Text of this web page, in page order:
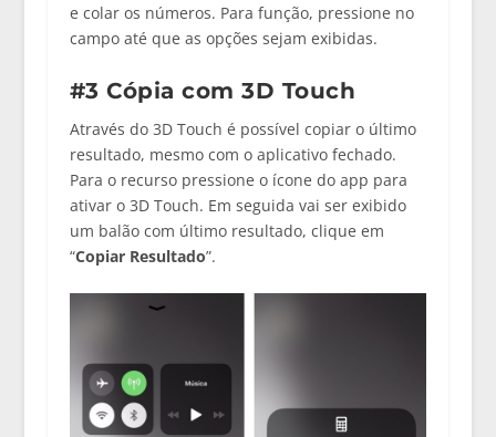
e colar os números. Para função, pressione no
campo até que as opções sejam exibidas.
#3 Cópia com 3D Touch
Através do 3D Touch é possível copiar o último
resultado, mesmo com o aplicativo fechado.
Para o recurso pressione o ícone do app para
ativar o 3D Touch. Em seguida vai ser exibido
um balão com último resultado, clique em
“Copiar Resultado”.